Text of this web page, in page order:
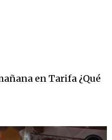
en Tarifa ¿Qué